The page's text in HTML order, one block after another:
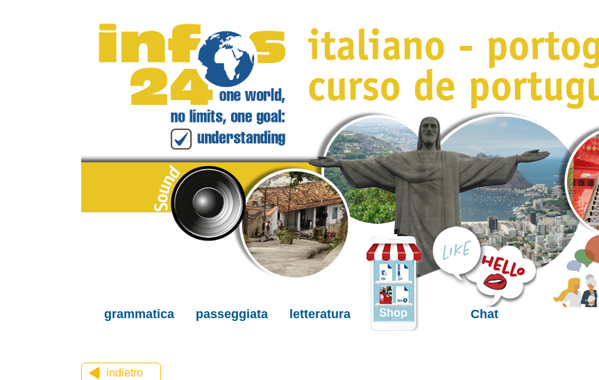
grammatica passeggiata letteratura Chat
indietro